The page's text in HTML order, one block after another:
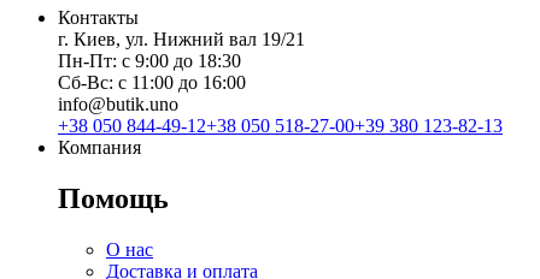
Контакты
г. Киев, ул. Нижний вал 19/21
Пн-Пт: с 9:00 до 18:30
Сб-Вс: с 11:00 до 16:00
info@butik.uno
+38 050 844-49-12+38 050 518-27-00+39 380 123-82-13
Компания
Помощь
О нас
Доставка и оплата